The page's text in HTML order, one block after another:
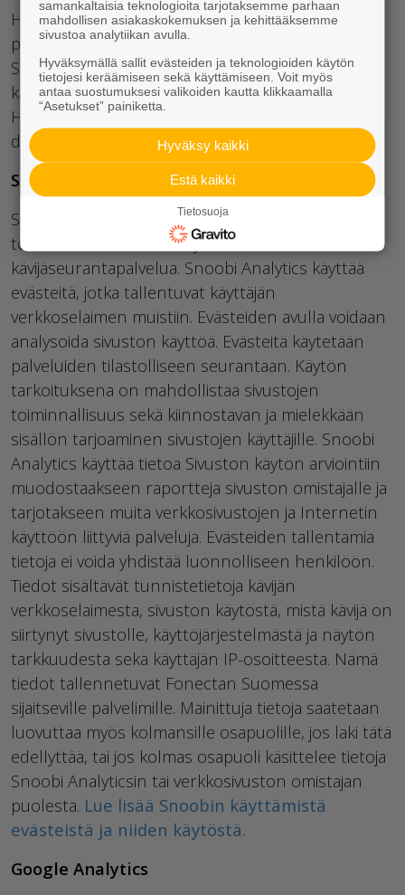
Hotjar on palvelu, jonka avulla sivuston hallitsija
pystyy seuraamaan käyttäjän tekemiä liikkeitä
Sivustolla. Evästeitä Hotjar käyttää estääkseen
käyttäjän liikkeiden uudelleentallentamisen. Lisää
Hotjarin evästeistä voit lukea heidän
dokumentaatiostaan.
Snoobi ja Krux Digital
Sivusto hyödyntää Fonecta Enterprise Solutionsin
toimittamaa Snoobi Analytics -
kävijäseurantapalvelua. Snoobi Analytics käyttää
evästeitä, jotka tallentuvat käyttäjän
verkkoselaimen muistiin. Evästeiden avulla voidaan
analysoida sivuston käyttöä. Evästeitä käytetään
palveluiden tilastolliseen seurantaan. Käytön
tarkoituksena on mahdollistaa sivustojen
toiminnallisuus sekä kiinnostavan ja mielekkään
sisällön tarjoaminen sivustojen käyttäjille. Snoobi
Analytics käyttää tietoa Sivuston käytön arviointiin
muodostaakseen raportteja sivuston omistajalle ja
tarjotakseen muita verkkosivustojen ja Internetin
käyttöön liittyviä palveluja. Evästeiden tallentamia
tietoja ei voida yhdistää luonnolliseen henkilöön.
Tiedot sisältävät tunnistetietoja kävijän
verkkoselaimesta, sivuston käytöstä, mistä kävijä on
siirtynyt sivustolle, käyttöjärjestelmästä ja näytön
tarkkuudesta sekä käyttäjän IP-osoitteesta. Nämä
tiedot tallennetuvat Fonectan Suomessa
sijaitseville palvelimille. Mainittuja tietoja saatetaan
luovuttaa myös kolmansille osapuolille, jos laki tätä
edellyttää, tai jos kolmas osapuoli käsittelee tietoja
Snoobi Analyticsin tai verkkosivuston omistajan
puolesta. Lue lisää Snoobin käyttämistä
evästeistä ja niiden käytöstä.
Google Analytics
samankaltaisia teknologioita tarjotaksemme parhaan
mahdollisen asiakaskokemuksen ja kehittääksemme
sivustoa analytiikan avulla.
Hyväksymällä sallit evästeiden ja teknologioiden käytön
tietojesi keräämiseen sekä käyttämiseen. Voit myös
antaa suostumuksesi valikoiden kautta klikkaamalla
“Asetukset” painiketta.
Hyväksy kaikki
Estä kaikki
Tietosuoja